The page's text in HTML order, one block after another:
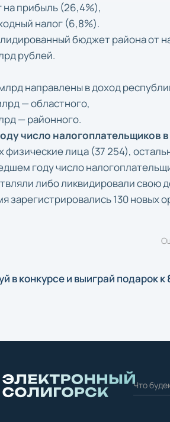
на прибыль (26,4%),
налог (6,8%).
бюджет района от
рублей.
направлены в доход
— областного,
— районного.
число налогоплательщиков
физические лица (37 254),
году число
либо ликвидировали свою
зарегистрировались 130 новых
в конкурсе и выиграй подарок к